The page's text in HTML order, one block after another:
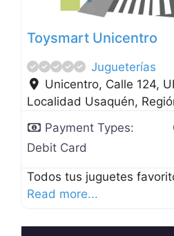
Toysmart Unicentro
Jugueterías
Unicentro, Calle 124,
Localidad Usaquén,
Payment Types:
Debit Card
Todos tus juguetes
Read more...